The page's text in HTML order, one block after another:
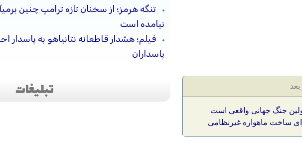
جنگ جهانی واقعی است
ساخت ماهواره غیرنظامی
تنگه هرمز؛ از سخنان تازه ترامپ چنین
نیامده است
فیلم؛ هشدار قاطعانه نتانیاهو به
پاسداران
تبلیغات